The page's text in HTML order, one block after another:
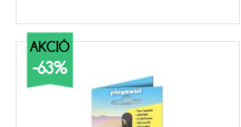
AKCIÓ
-63%